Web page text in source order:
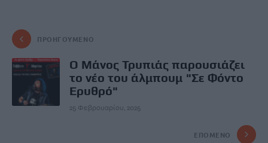
ΠΡΟΗΓΟΎΜΕΝΟ
Ο Μάνος Τρυπιάς παρουσιάζει
το νέο του άλμπουμ "Σε Φόντο
Ερυθρό"
25 Φεβρουαρίου, 2025
ΕΠΌΜΕΝΟ